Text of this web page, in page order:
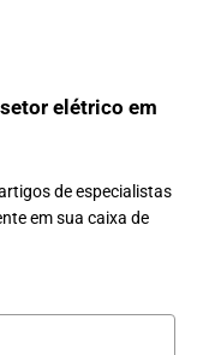
elétrico em
de especialistas
em sua caixa de